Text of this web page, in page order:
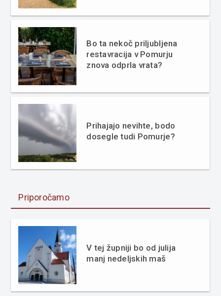
Bo ta nekoč priljubljena
restavracija v Pomurju
znova odprla vrata?
Prihajajo nevihte, bodo
dosegle tudi Pomurje?
Priporočamo
V tej župniji bo od julija
manj nedeljskih maš